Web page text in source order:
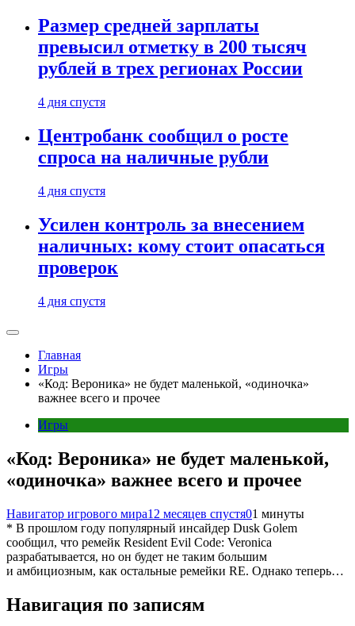
Размер средней зарплаты
превысил отметку в 200 тысяч
рублей в трех регионах России
4 дня спустя
Центробанк сообщил о росте
спроса на наличные рубли
4 дня спустя
Усилен контроль за внесением
наличных: кому стоит опасаться
проверок
4 дня спустя
Главная
Игры
«Код: Вероника» не будет маленькой, «одиночка»
важнее всего и прочее
Игры
«Код: Вероника» не будет маленькой,
«одиночка» важнее всего и прочее
Навигатор игрового мира12 месяцев спустя01 минуты
* В прошлом году популярный инсайдер Dusk Golem
сообщил, что ремейк Resident Evil Code: Veronica
разрабатывается, но он будет не таким большим
и амбициозным, как остальные ремейки RE. Однако теперь…
Навигация по записям